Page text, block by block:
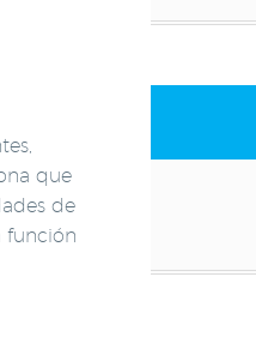
que
de
función